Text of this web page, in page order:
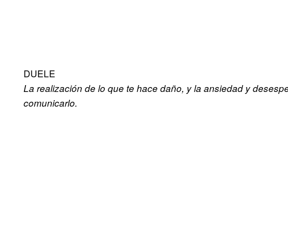
DUELE
La realización de lo que te hace daño, y la ansiedad y
comunicarlo.